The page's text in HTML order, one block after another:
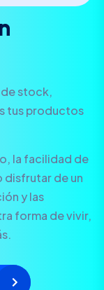
n
stock,
tus productos
la facilidad de
disfrutar de un
y las
forma de vivir,